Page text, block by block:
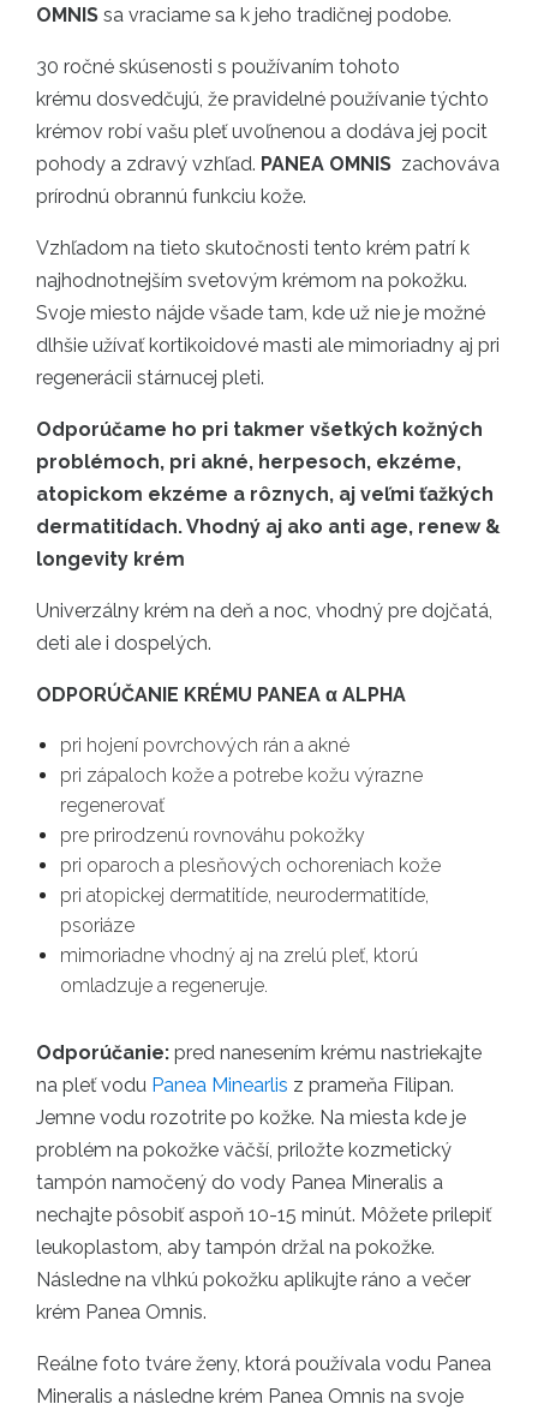
OMNIS sa vraciame sa k jeho tradičnej podobe.
30 ročné skúsenosti s používaním tohoto
krému dosvedčujú, že pravidelné používanie týchto
krémov robí vašu pleť uvoľnenou a dodáva jej pocit
pohody a zdravý vzhľad. PANEA OMNIS zachováva
prírodnú obrannú funkciu kože.
Vzhľadom na tieto skutočnosti tento krém patrí k
najhodnotnejším svetovým krémom na pokožku.
Svoje miesto nájde všade tam, kde už nie je možné
dlhšie užívať kortikoidové masti ale mimoriadny aj pri
regenerácii stárnucej pleti.
Odporúčame ho pri takmer všetkých kožných
problémoch, pri akné, herpesoch, ekzéme,
atopickom ekzéme a rôznych, aj veľmi ťažkých
dermatitídach. Vhodný aj ako anti age, renew &
longevity krém
Univerzálny krém na deň a noc, vhodný pre dojčatá,
deti ale i dospelých.
ODPORÚČANIE KRÉMU PANEA α ALPHA
pri hojení povrchových rán a akné
pri zápaloch kože a potrebe kožu výrazne
regenerovať
pre prirodzenú rovnováhu pokožky
pri oparoch a plesňových ochoreniach kože
pri atopickej dermatitíde, neurodermatitíde,
psoriáze
mimoriadne vhodný aj na zrelú pleť, ktorú
omladzuje a regeneruje.
Odporúčanie: pred nanesením krému nastriekajte
na pleť vodu Panea Minearlis z prameňa Filipan.
Jemne vodu rozotrite po kožke. Na miesta kde je
problém na pokožke väčší, priložte kozmetický
tampón namočený do vody Panea Mineralis a
nechajte pôsobiť aspoň 10-15 minút. Môžete prilepiť
leukoplastom, aby tampón držal na pokožke.
Následne na vlhkú pokožku aplikujte ráno a večer
krém Panea Omnis.
Reálne foto tváre ženy, ktorá používala vodu Panea
Mineralis a následne krém Panea Omnis na svoje